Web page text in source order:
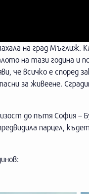
на град
на тази година и
че всичко е според
за живеене.
до пътя София –
парцел,